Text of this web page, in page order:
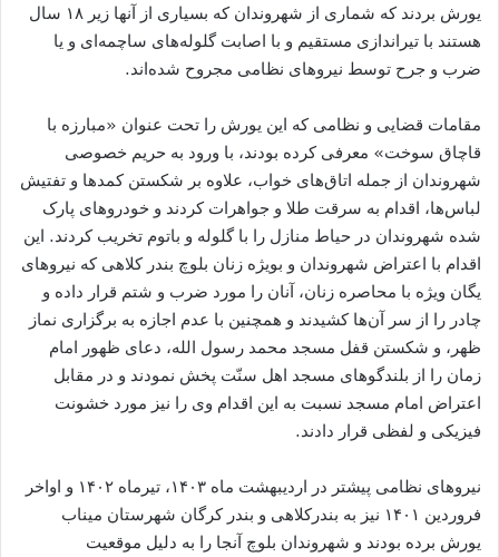
یورش بردند که شماری از شهروندان که بسیاری از آنها زیر ۱۸ سال
هستند با تیراندازی مستقیم و با اصابت گلوله‌های ساچمه‌ای و یا
ضرب و جرح توسط نیروهای نظامی مجروح شده‌اند.
مقامات قضایی و نظامی که این یورش را تحت عنوان «مبارزه با
قاچاق سوخت» معرفی کرده بودند، با ورود به حریم خصوصی
شهروندان از جمله اتاق‌ھای خواب، علاوه بر شکستن کمدها و تفتیش
لباس‌ها، اقدام به سرقت طلا و جواهرات کردند و خودروهای پارک
شده شهروندان در حیاط منازل را با گلوله و باتوم تخریب کردند. این
اقدام با اعتراض شهروندان و بویژه زنان بلوچ بندر کلاهی که نیروهای
یگان ویژه با محاصره زنان، آنان را مورد ضرب و شتم قرار داده و
چادر را از سر آن‌ها کشیدند و ھمچنین با عدم اجازه به برگزاری نماز
ظهر، و شکستن قفل مسجد محمد رسول الله، دعای ظهور امام
زمان را از بلندگوهای مسجد اھل سنّت پخش نمودند و در مقابل
اعتراض امام مسجد نسبت به این اقدام وی را نیز مورد خشونت
فیزیکی و لفظی قرار دادند.
نیروهای نظامی پیشتر در اردیبهشت ماه ۱۴۰۳، تیرماه ۱۴۰۲ و اواخر
فروردین ۱۴۰۱ نیز به بندرکلاهی و بندر کرگان شهرستان میناب
یورش برده بودند و شهروندان بلوچ آنجا را به دلیل موقعیت